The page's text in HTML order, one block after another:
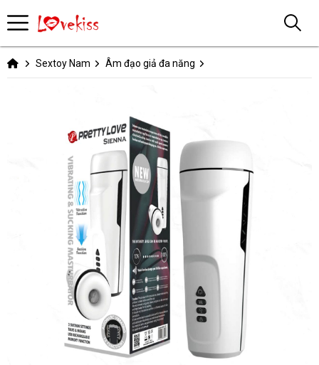
Sextoy Nam Âm đạo giả đa năng